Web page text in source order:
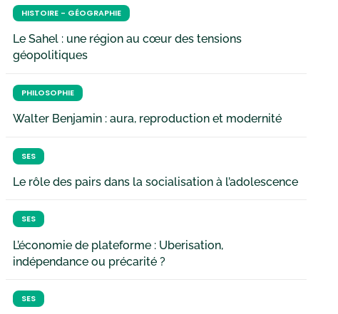
HISTOIRE - GÉOGRAPHIE
Le Sahel : une région au cœur des tensions
géopolitiques
PHILOSOPHIE
Walter Benjamin : aura, reproduction et modernité
SES
Le rôle des pairs dans la socialisation à l’adolescence
SES
L’économie de plateforme : Uberisation,
indépendance ou précarité ?
SES